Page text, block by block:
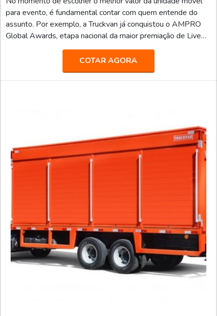
para evento, é fundamental contar com quem entende do
assunto. Por exemplo, a Truckvan já conquistou o AMPRO
Global Awards, etapa nacional da maior premiação de Live
Marketing do mundo, na categoria “Melhor Fornecedora”.A
empresa já atendeu grandes agências de comunicação,
propaganda, publicidade e live marketing, como África,
BFerraz, TUDO, entre outras, realizando ações especiais e
COTAR AGORA